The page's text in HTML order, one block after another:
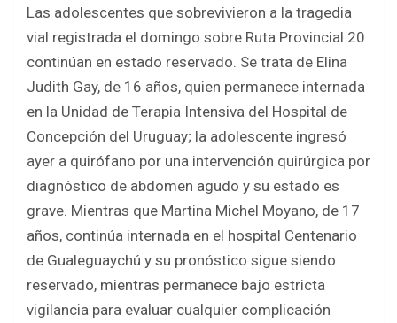
ce
b
o
o
k
tt
er
at
s
A
p
p
ar
e
Las adolescentes que sobrevivieron a la tragedia
vial registrada el domingo sobre Ruta Provincial 20
continúan en estado reservado. Se trata de Elina
Judith Gay, de 16 años, quien permanece internada
en la Unidad de Terapia Intensiva del Hospital de
Concepción del Uruguay; la adolescente ingresó
ayer a quirófano por una intervención quirúrgica por
diagnóstico de abdomen agudo y su estado es
grave. Mientras que Martina Michel Moyano, de 17
años, continúa internada en el hospital Centenario
de Gualeguaychú y su pronóstico sigue siendo
reservado, mientras permanece bajo estricta
vigilancia para evaluar cualquier complicación